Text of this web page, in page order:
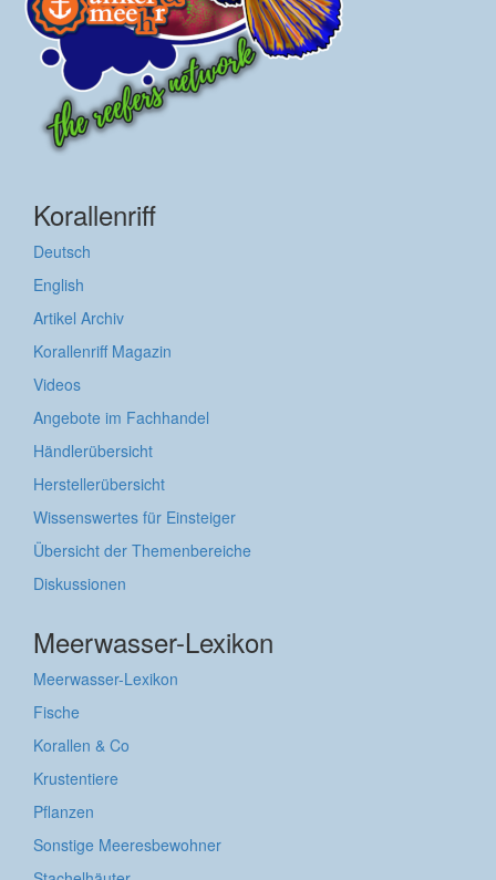
Korallenriff
Deutsch
English
Artikel Archiv
Korallenriff Magazin
Videos
Angebote im Fachhandel
Händlerübersicht
Herstellerübersicht
Wissenswertes für Einsteiger
Übersicht der Themenbereiche
Diskussionen
Meerwasser-Lexikon
Meerwasser-Lexikon
Fische
Korallen & Co
Krustentiere
Pflanzen
Sonstige Meeresbewohner